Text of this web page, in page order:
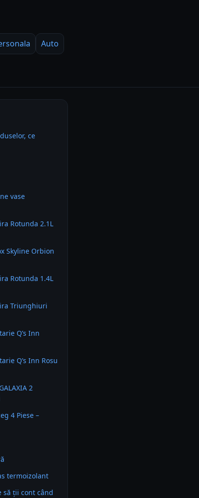
Auto
ce
vase
Rotunda 2.1L
Skyline Orbion
Rotunda 1.4L
Triunghiuri
Q’s Inn
Q’s Inn Rosu
2
4 Piese –
termoizolant
să ții cont când